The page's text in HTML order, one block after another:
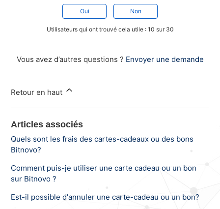
Oui Non
Utilisateurs qui ont trouvé cela utile : 10 sur 30
Vous avez d’autres questions ? Envoyer une demande
Retour en haut
Articles associés
Quels sont les frais des cartes-cadeaux ou des bons
Bitnovo?
Comment puis-je utiliser une carte cadeau ou un bon
sur Bitnovo ?
Est-il possible d'annuler une carte-cadeau ou un bon?